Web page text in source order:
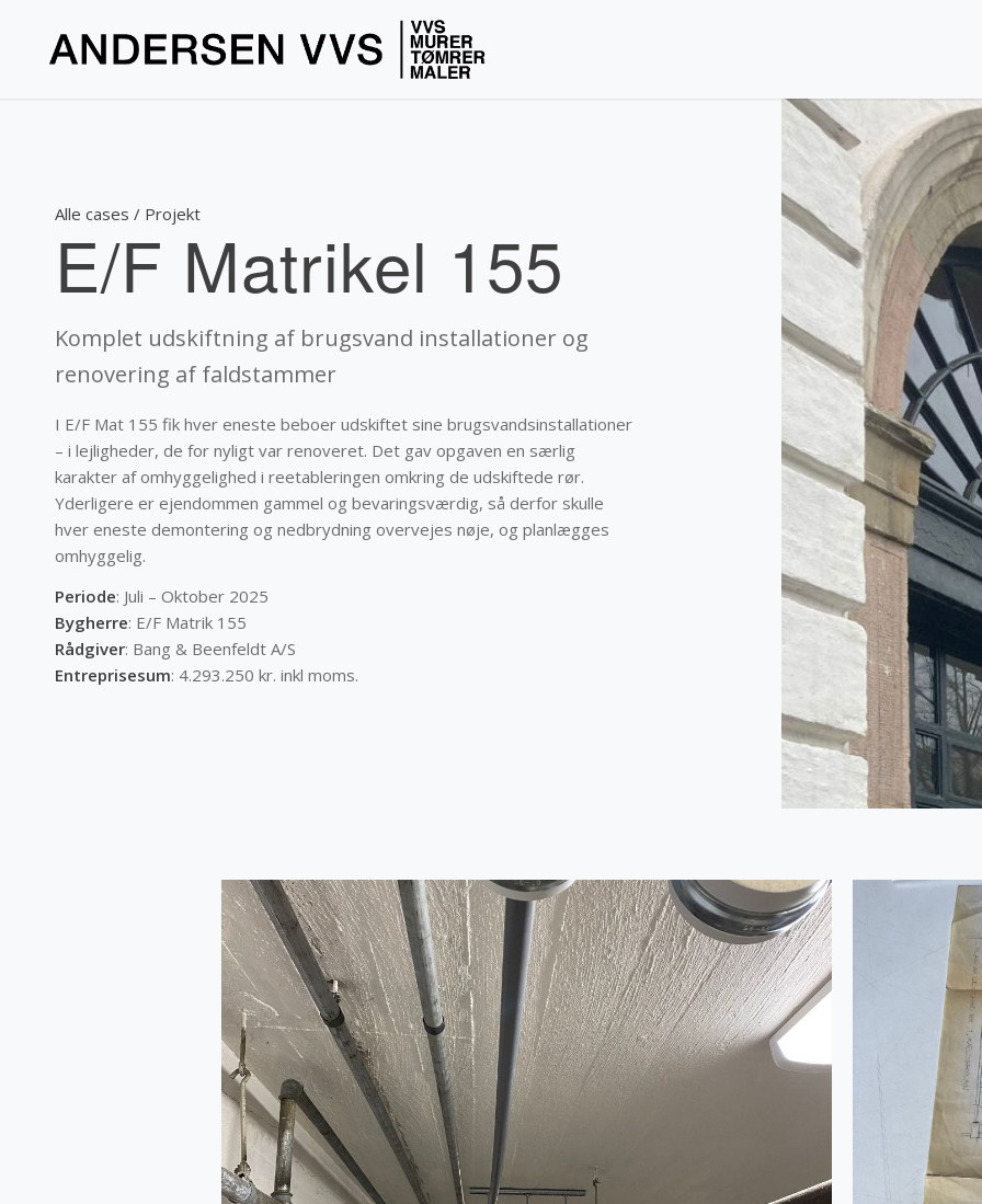
Alle cases / Projekt
E/F Matrikel 155
Komplet udskiftning af brugsvand installationer og
renovering af faldstammer
I E/F Mat 155 fik hver eneste beboer udskiftet sine brugsvandsinstallationer
– i lejligheder, de for nyligt var renoveret. Det gav opgaven en særlig
karakter af omhyggelighed i reetableringen omkring de udskiftede rør.
Yderligere er ejendommen gammel og bevaringsværdig, så derfor skulle
hver eneste demontering og nedbrydning overvejes nøje, og planlægges
omhyggelig.
Periode: Juli – Oktober 2025
Bygherre: E/F Matrik 155
Rådgiver: Bang & Beenfeldt A/S
Entreprisesum: 4.293.250 kr. inkl moms.